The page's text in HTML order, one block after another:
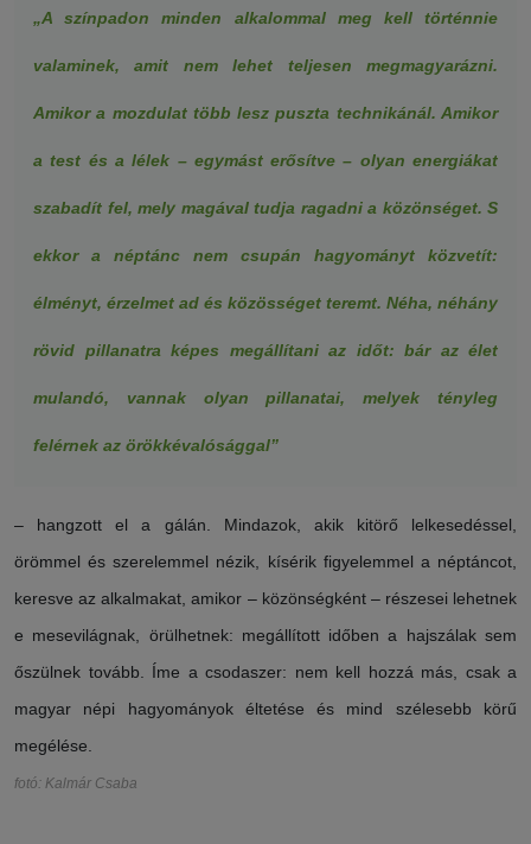
„A színpadon minden alkalommal meg kell történnie
valaminek, amit nem lehet teljesen megmagyarázni.
Amikor a mozdulat több lesz puszta technikánál. Amikor
a test és a lélek – egymást erősítve – olyan energiákat
szabadít fel, mely magával tudja ragadni a közönséget. S
ekkor a néptánc nem csupán hagyományt közvetít:
élményt, érzelmet ad és közösséget teremt. Néha, néhány
rövid pillanatra képes megállítani az időt: bár az élet
mulandó, vannak olyan pillanatai, melyek tényleg
felérnek az örökkévalósággal”
– hangzott el a gálán. Mindazok, akik kitörő lelkesedéssel,
örömmel és szerelemmel nézik, kísérik figyelemmel a néptáncot,
keresve az alkalmakat, amikor – közönségként – részesei lehetnek
e mesevilágnak, örülhetnek: megállított időben a hajszálak sem
őszülnek tovább. Íme a csodaszer: nem kell hozzá más, csak a
magyar népi hagyományok éltetése és mind szélesebb körű
megélése.
fotó: Kalmár Csaba